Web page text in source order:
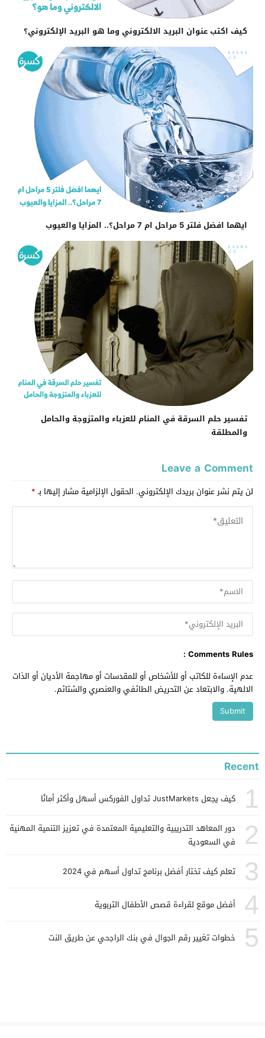
كيف اكتب عنوان البريد الالكتروني وما هو البريد الإلكتروني؟
ايهما افضل فلتر 5 مراحل ام 7 مراحل؟.. المزايا والعيوب
تفسير حلم السرقة في المنام للعزباء والمتزوجة والحامل
والمطلقة
Leave a Comment
لن يتم نشر عنوان بريدك الإلكتروني. الحقول الإلزامية مشار إليها بـ*
Comments Rules :
عدم الإساءة للكاتب أو للأشخاص أو للمقدسات أو مهاجمة الأديان أو الذات
الالهية. والابتعاد عن التحريض الطائفي والعنصري والشتائم.
Recent
1 كيف يجعل JustMarkets تداول الفوركس أسهل وأكثر أمانًا
2
دور المعاهد التدريبية والتعليمية المعتمدة في تعزيز التنمية المهنية
في السعودية
3 تعلم كيف تختار أفضل برنامج تداول أسهم في 2024
4 أفضل موقع لقراءة قصص الأطفال التربوية
5 خطوات تغيير رقم الجوال في بنك الراجحي عن طريق النت